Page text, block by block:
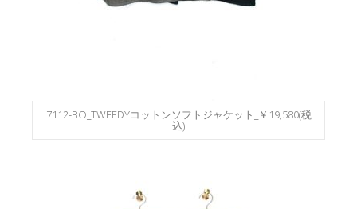
7112-BO_TWEEDYコットンソフトジャケット_￥19,580(税
込)